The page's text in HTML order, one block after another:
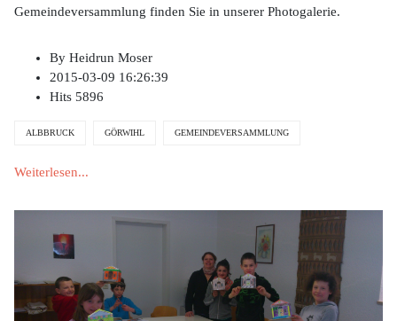
Gemeindeversammlung finden Sie in unserer Photogalerie.
By Heidrun Moser
2015-03-09 16:26:39
Hits 5896
ALBBRUCK GÖRWIHL GEMEINDEVERSAMMLUNG
Weiterlesen...